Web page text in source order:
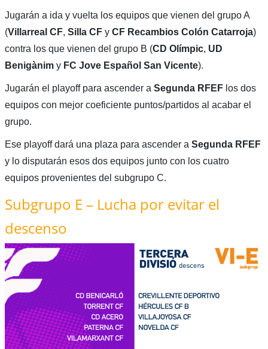
Jugarán a ida y vuelta los equipos que vienen del grupo A
(Villarreal CF, Silla CFy CF Recambios Colón Catarroja)
contra los que vienen del grupo B (CD Olímpic, UD
Benigànimy FC Jove Español San Vicente).
Jugarán el playoff para ascender a Segunda RFEF los dos
equipos con mejor coeficiente puntos/partidos al acabar el
grupo.
Ese playoff dará una plaza para ascender a Segunda RFEF
y lo disputarán esos dos equipos junto con los cuatro
equipos provenientes del subgrupo C.
Subgrupo E – Lucha por evitar el
descenso